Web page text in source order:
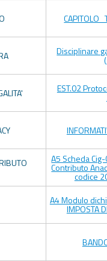
Disciplinare
EST.02
A5 Scheda
Contributo
codice
A4 Modulo
IMPOSTA